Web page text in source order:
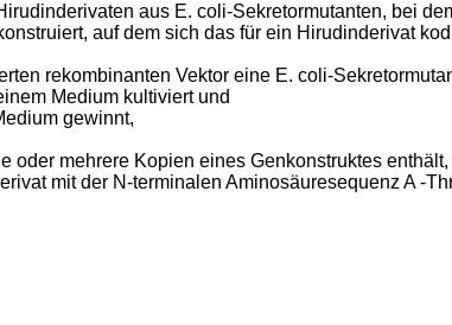
aus E. coli-Sekretormutanten, bei
auf dem sich das für ein Hirudinderivat
rekombinanten Vektor eine E. coli-
Medium kultiviert und
gewinnt,
oder mehrere Kopien eines Genkonstruktes
mit der N-terminalen Aminosäuresequenz A -